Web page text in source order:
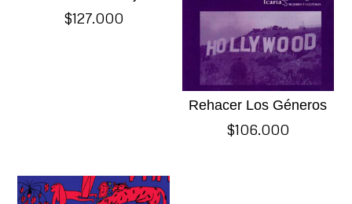
$127.000
Rehacer Los Géneros
$106.000